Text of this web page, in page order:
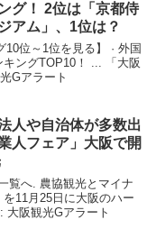
グ！ 2位は「京都侍
アム」、1位は？
位～1位を見る】 · 外国
ングTOP10！ ... 「大阪
Gアラート
人や自治体が多数出
人フェア」 大阪で開
覧へ. 農協観光とマイナ
11月25日に大阪のハー
大阪観光Gアラート